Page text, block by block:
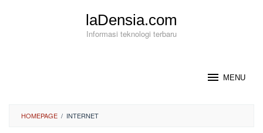
laDensia.com
Informasi teknologi terbaru
MENU
HOMEPAGE / INTERNET